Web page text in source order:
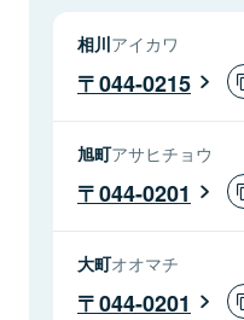
相川アイカワ
044-0215
旭町アサヒチョウ
044-0201
大町オオマチ
044-0201